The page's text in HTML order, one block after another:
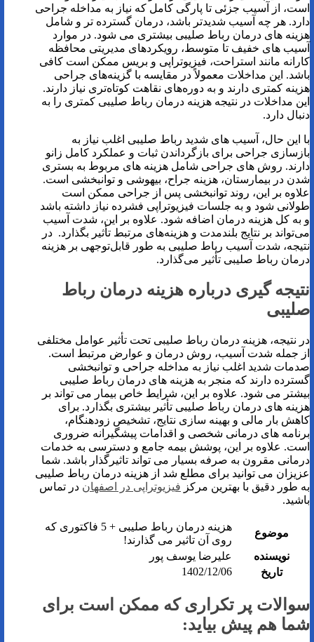
است، از آسیب جزئی تا پارگی کامل که نیاز به مداخله جراحی
دارد. هر چه آسیب شدیدتر باشد، درمان گسترده تر و شامل
هزینه های درمان رباط صلیبی بیشتری می شود. در موارد
آسیب های خفیف تا متوسط، رویکردهای مدیریتی محافظه
کارانه مانند استراحت، فیزیوتراپی و بریس ممکن است کافی
باشد. این مداخلات معمولاً در مقایسه با گزینه‌های جراحی
هزینه کمتری دارند و به دوره‌های نقاهت کوتاه‌تری نیاز دارند.
این مداخلات در نتیجه هزینه درمان رباط صلیبی کمتری را به
دنبال دارد.
با این حال، آسیب های شدید رباط صلیبی اغلب نیاز به
بازسازی جراحی برای بازگرداندن ثبات و عملکرد کامل زانو
دارند. روش های جراحی شامل هزینه های مربوط به بستری
شدن در بیمارستان، هزینه جراح، بیهوشی و توانبخشی است.
علاوه بر این، روند توانبخشی پس از جراحی ممکن است
طولانی شود و به جلسات فیزیوتراپی فشرده نیاز داشته باشد
و به کل هزینه درمان اضافه شود. علاوه بر این، شدت آسیب
می‌تواند بر نتایج بلندمدت و هزینه‌های مرتبط تأثیر بگذارد. در
نتیجه، شدت آسیب رباط صلیبی به طور قابل‌توجهی بر هزینه
درمان رباط صلیبی تأثیر می‌گذارد.
نتیجه گیری درباره هزینه درمان رباط
صلیبی
در نتیجه، هزینه درمان رباط صلیبی تحت تأثیر عوامل مختلفی
از جمله شدت آسیب، روش درمان و عوارض مرتبط است.
صدمات شدید اغلب نیاز به مداخله جراحی و توانبخشی
گسترده دارند که منجر به هزینه های درمان رباط صلیبی
بیشتر می شود. علاوه بر این، شرایط خاص بیمار می تواند بر
هزینه های درمان رباط صلیبی تأثیر بیشتری بگذارد. برای
کاهش بار مالی و بهینه سازی نتایج، تشخیص زودهنگام،
برنامه های درمانی شخصی و اقدامات پیشگیرانه ضروری
است. علاوه بر این، پوشش بیمه جامع و دسترسی به خدمات
درمانی مقرون به صرفه بسیار می تواند تاثیرگذار باشد. شما
عزیزان می توانید برای مطلع شد از هزینه درمان رباط صلیبی
به طور دقیق با بهترین مرکز فیزیوتراپی در اصفهان در تماس
باشید.
موضوع
هزینه درمان رباط صلیبی + 5 فاکتوری که
روی آن تاثیر می گذارند!
نویسنده
علیرضا یوسف پور
تاریخ
1402/12/06
سوالات پر تکراری که ممکن است برای
شما هم پیش بیاید: